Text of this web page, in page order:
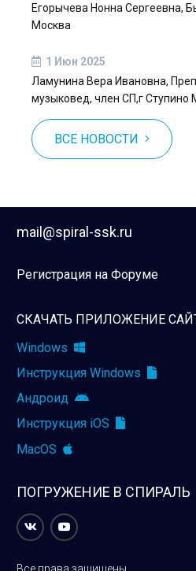
Егорычева Нонна Сергеевна,
Москва
1 Июн 2025
Ламунина Вера Ивановна,
музыковед, член СП,г Ступино
ВСЕ НОВОСТИ
mail@spiral-ssk.ru
Регистрация на Форуме
СКАЧАТЬ ПРИЛОЖЕНИЕ
Windows
Инструкция Windows
Андроид
Инструкция iOS
MacOS
ПОГРУЖЕНИЕ В СПИРАЛЬ
Все права защищены.